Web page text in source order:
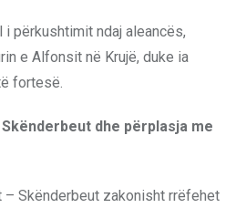
përkushtimit ndaj aleancës,
e Alfonsit në Krujë, duke ia
fortesë.
dhe përplasja me
– Skënderbeut zakonisht rrëfehet